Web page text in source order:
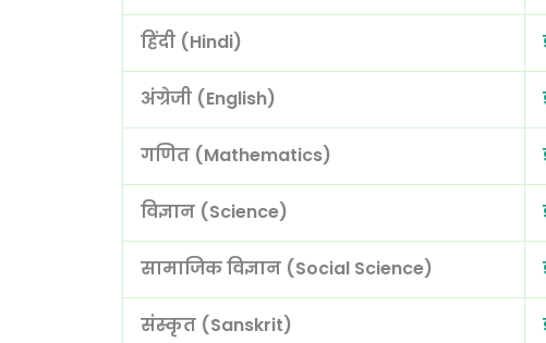
हिंदी (Hindi)
अंग्रेजी (English)
गणित (Mathematics)
विज्ञान (Science)
सामाजिक विज्ञान (Social Science)
संस्कृत (Sanskrit)